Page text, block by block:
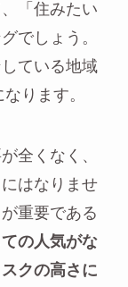
「住みたい
でしょう。
ている地域
ります。
全くなく、
はなりませ
重要である
の人気がな
クの高さに